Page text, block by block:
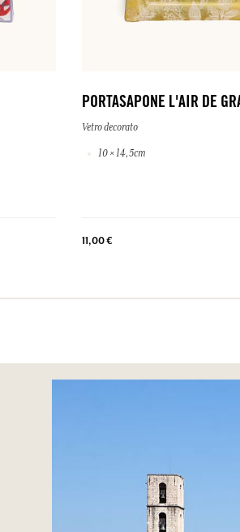
PORTASAPONE L'AIR DE
Vetro decorato
10 × 14,5cm
11,00 €